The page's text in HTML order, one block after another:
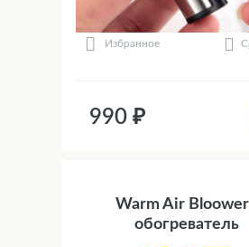
Избранное
990 ₽
Warm Air
обогреватель